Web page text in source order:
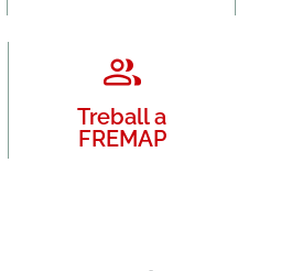
Treball a
FREMAP